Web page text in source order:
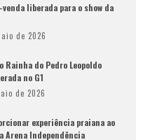
liberada para o show da
de 2026
Rainha do Pedro Leopoldo
no G1
de 2026
experiência praiana ao
Arena Independência